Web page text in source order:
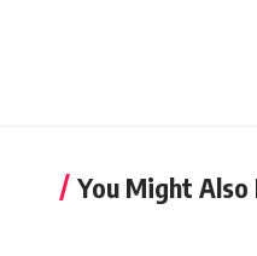
You Might Also